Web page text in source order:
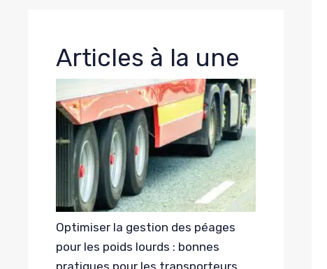
Articles à la une
Optimiser la gestion des péages
pour les poids lourds : bonnes
pratiques pour les transporteurs